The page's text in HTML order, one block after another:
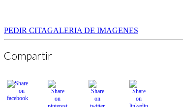
PEDIR CITAGALERIA DE IMAGENES
Compartir